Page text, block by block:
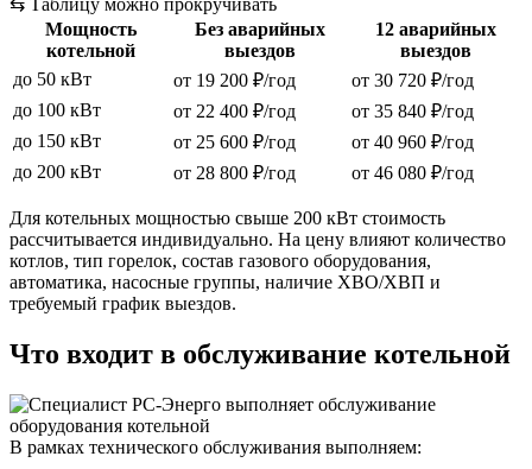
⇆ Таблицу можно прокручивать
Мощность
котельной
Без аварийных
выездов
12 аварийных
выездов
до 50 кВт
от 19 200 ₽/год
от 30 720 ₽/год
до 100 кВт
от 22 400 ₽/год
от 35 840 ₽/год
до 150 кВт
от 25 600 ₽/год
от 40 960 ₽/год
до 200 кВт
от 28 800 ₽/год от 46 080 ₽/год
Для котельных мощностью свыше 200 кВт стоимость
рассчитывается индивидуально. На цену влияют количество
котлов, тип горелок, состав газового оборудования,
автоматика, насосные группы, наличие ХВО/ХВП и
требуемый график выездов.
Что входит в обслуживание котельной
В рамках технического обслуживания выполняем: